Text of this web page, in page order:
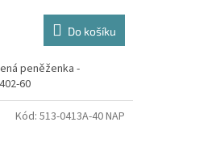
Do košíku
peněženka -
60
Kód: 513-0413A-40 NAP